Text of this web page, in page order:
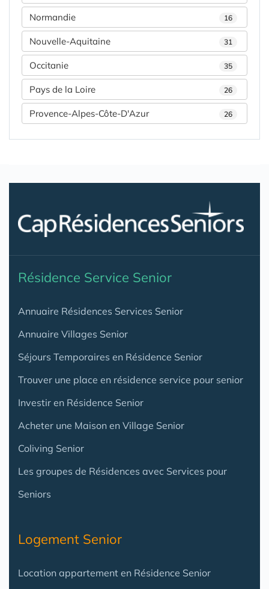
Normandie 16
Nouvelle-Aquitaine 31
Occitanie 35
Pays de la Loire 26
Provence-Alpes-Côte-D'Azur 26
Résidence Service Senior
Annuaire Résidences Services Senior
Annuaire Villages Senior
Séjours Temporaires en Résidence Senior
Trouver une place en résidence service pour senior
Investir en Résidence Senior
Acheter une Maison en Village Senior
Coliving Senior
Les groupes de Résidences avec Services pour
Seniors
Logement Senior
Location appartement en Résidence Senior